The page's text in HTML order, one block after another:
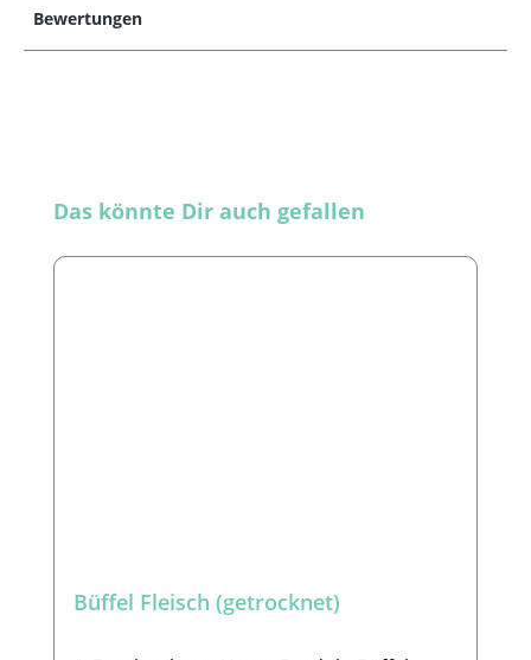
Bewertungen
Produktgalerie überspringen
Das könnte Dir auch gefallen
Büffel Fleisch (getrocknet)